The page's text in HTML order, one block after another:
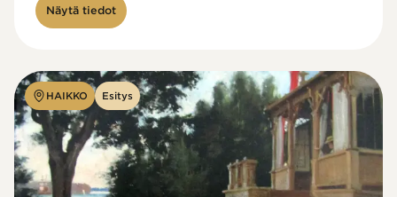
Näytä tiedot
HAIKKO Esitys